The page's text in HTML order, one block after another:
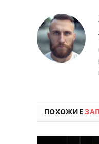
ПОХОЖИЕ